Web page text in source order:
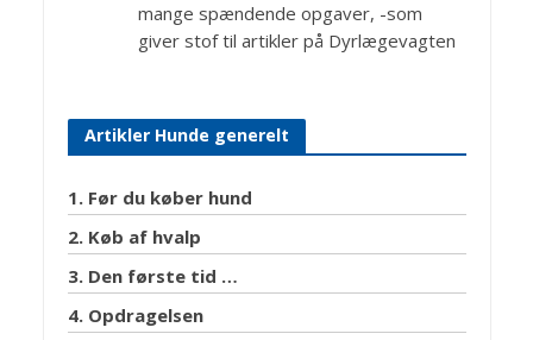
mange spændende opgaver, -som
giver stof til artikler på Dyrlægevagten
Artikler Hunde generelt
1. Før du køber hund
2. Køb af hvalp
3. Den første tid …
4. Opdragelsen